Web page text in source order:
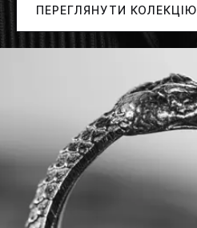
ПЕРЕГЛЯНУТИ КОЛЕКЦІЮ